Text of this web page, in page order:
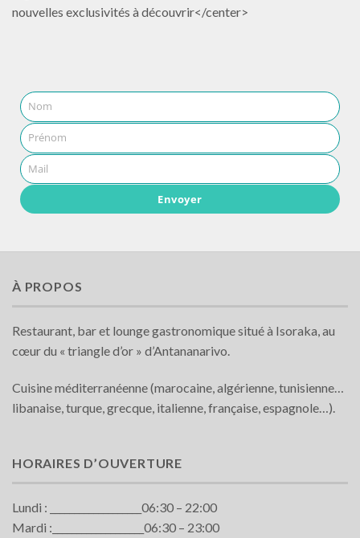
nouvelles exclusivités à découvrir</center>
Nom
Prénom
Mail
Envoyer
À PROPOS
Restaurant, bar et lounge gastronomique situé à Isoraka, au
cœur du « triangle d’or » d’Antananarivo.
Cuisine méditerranéenne (marocaine, algérienne, tunisienne…
libanaise, turque, grecque, italienne, française, espagnole…).
HORAIRES D’OUVERTURE
Lundi : ___________________06:30 – 22:00
Mardi :___________________06:30 – 23:00